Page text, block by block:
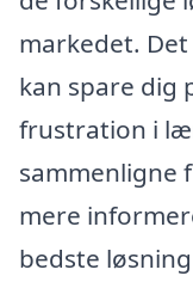
markedet.
kan spare dig
frustration i
sammenligne
mere
bedste